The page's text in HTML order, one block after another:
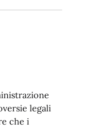
legali
che i